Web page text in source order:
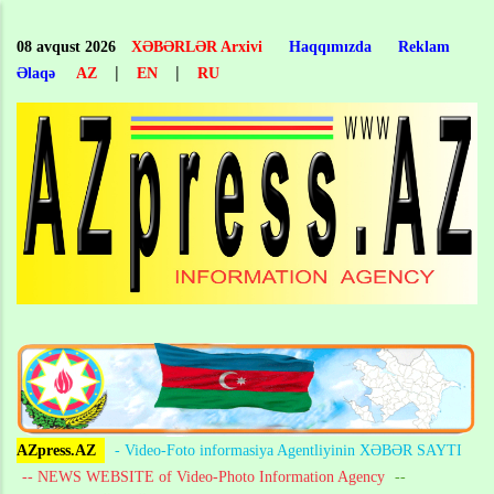
main
content
08 avqust 2026 XƏBƏRLƏR Arxivi Haqqımızda
Reklam
Əlaqə
AZ | EN | RU
AZpress.AZ
- Video-Foto informasiya Agentliyinin XƏBƏR SAYTI
-- NEWS WEBSITE of Video-Photo Information Agency --